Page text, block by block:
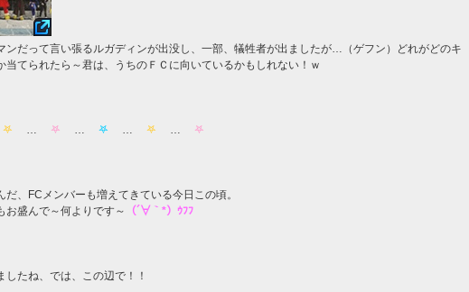
ンだって言い張るルガディンが出没し、一部、犠牲者が出ましたが…（ゲフン）どれがどのキ
当てられたら～君は、うちのＦＣに向いているかもしれない！ｗ
𖤐 … 𖤐 … 𖤐 … 𖤐 … 𖤐
だ、FCメンバーも増えてきている今日この頃。
お盛んで～何よりです～
（´∀｀*）ｳﾌﾌ
したね、では、この辺で！！